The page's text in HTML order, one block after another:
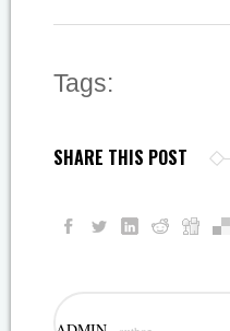
Tags:
SHARE THIS POST